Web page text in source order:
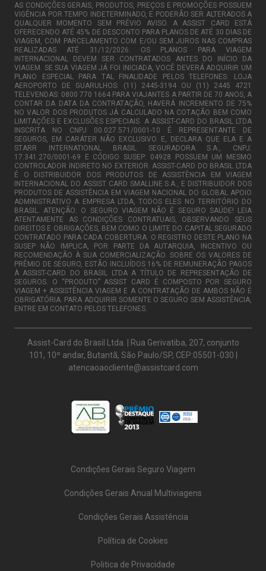
AS CONDIÇÕES GERAIS, PRODUTOS, PREÇOS E PROMOÇÕES POSSUEM
VIGÊNCIA POR TEMPO INDETERMINADO, E PODERÃO SER ALTERADOS A
QUALQUER MOMENTO SEM PRÉVIO AVISO. A ASSIST CARD ESTÁ
OFERECENDO ATÉ 45% DE DESCONTO PARA PLANOS DE ATÉ 30 DIAS DE
VIAGEM, COM PARCELAMENTO COM E/OU SEM JUROS NAS COMPRAS
REALIZADAS ATÉ 31/12/2026. OS PLANOS PARA VIAGEM
INTERNACIONAL DEVEM SER CONTRATADOS ANTES DO INÍCIO DA
VIAGEM. SE SUA VIAGEM JÁ FOI INICIADA, VOCÊ DEVERÁ ADQUIRIR UM
PLANO ESPECIAL PARA TAL FINALIDADE PELOS TELEFONES: LOJA
AEROPORTO DE GUARULHOS: (11) 2445-3194 OU (11) 2445 4721
TELEVENDAS: 0800 770 1664 PARA VIAJANTES A PARTIR DE 70 ANOS, A
CONTAR DA DATA DA CONTRATAÇÃO, HAVERÁ INCREMENTO DE 75%
NO VALOR DOS PRODUTOS JÁ CALCULADO NA COTAÇÃO BEM COMO
LIMITAÇÕES E EXCLUSÕES ESPECIAIS. A ASSIST-CARD DO BRASIL LTDA
INSCRITA NO CNPJ 00.027.571/0001-10 É REPRESENTANTE DE
SEGUROS, EM CARÁTER NÃO EXCLUSIVO E, DECLARA QUE ELA E A
STARR INTERNATIONAL BRASIL SEGURADORA S.A., CNPJ:
17.341.270/0001-69 E CÓDIGO SUSEP: 04928 POSSUEM UM MESMO
CONTROLADOR INDIRETO NO EXTERIOR. ASSIST-CARD DO BRASIL LTDA
É O DISTRIBUIDOR DOS PRODUTOS DE ASSISTÊNCIA EM VIAGEM
INTERNACIONAL DO ASSIST CARD SMALLINE S.A., E DISTRIBUIDOR DOS
PRODUTOS DE ASSISTÊNCIA EM VIAGEM NACIONAL DO GLOBAL APOIO
ADMINISTRATIVO A EMPRESA LTDA, TODOS ELES NO TERRITÓRIO DO
BRASIL. ATENÇÃO: O SEGURO VIAGEM NÃO É SEGURO SAÚDE! LEIA
ATENTAMENTE AS CONDIÇÕES CONTRATUAIS, OBSERVANDO SEUS
DIREITOS E OBRIGAÇÕES, BEM COMO O LIMITE DO CAPITAL SEGURADO
CONTRATADO PARA CADA COBERTURA. O REGISTRO DESTE PLANO NA
SUSEP NÃO IMPLICA, POR PARTE DA AUTARQUIA, INCENTIVO OU
RECOMENDAÇÃO À SUA COMERCIALIZAÇÃO. SOBRE OS VALORES DE
PRÊMIO DE SEGURO, ESTÃO INCLUÍDOS 16% DE REMUNERAÇÃO PAGOS
À ASSIST-CARD DO BRASIL LTDA A TÍTULO DE REPRESENTAÇÃO DE
SEGUROS. O “PRODUTO” ASSIST CARD É COMPOSTO POR SEGURO
VIAGEM + ASSISTÊNCIA VIAGEM E A CONTRATAÇÃO DE AMBOS NÃO É
OBRIGATÓRIA. PARA ADQUIRIR SOMENTE O SEGURO SEM ASSISTÊNCIA,
ENTRE EM CONTATO PELOS TELEFONES.
Assist-Card do Brasil Ltda. | Rua Gerivatiba, 207, conjunto
101, 10º andar, Butantã, São Paulo/SP, CEP:05501-030 |
atencaoaocliente@assistcard.com
Condições Gerais Seguro Viagem
Condições Gerais Anual Multiviagens
Condições Gerais Assistência
Política de Cookies
Politica de Privacidade